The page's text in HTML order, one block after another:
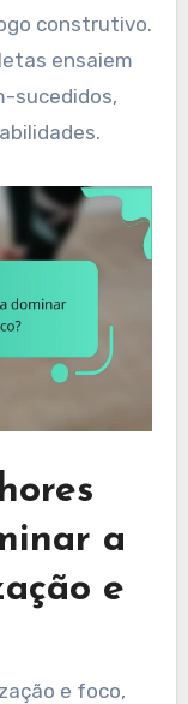
construtivo.
ensaiem
sucedidos,
a
e
e foco,